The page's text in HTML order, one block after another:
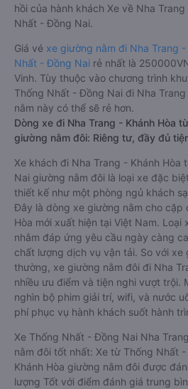
hồi của hành khách Xe về Nha
Nhất - Đồng Nai.
Giá vé xe giường nằm đi Nha Trang
Nhất - Đồng Nai rẻ nhất là
Vinh. Tùy thuộc vào chương trình
Thống Nhất - Đồng Nai đi Nha
nằm này có thể sẽ rẻ hơn.
Dòng xe đi Nha Trang - Khánh Hòa
giường nằm đôi: Riêng tư, đầy đủ
Xe khách đi Nha Trang - Khánh
Nai giường nằm đôi là loại xe đặc
thiết kế như một phòng ngủ khách
Đây là dòng xe giường nằm cho cặp
Hòa mới xuất hiện tại Việt Nam.
nhằm đáp ứng yêu cầu ngày càng
chất lượng dịch vụ vận tải. So với xe
thường, xe giường nằm đôi đi Nha
nhiều ưu điểm và tiện nghi vượt trội.
nghìn bộ phim giải trí, wifi, và nước
phí phục vụ hành khách suốt hành
Xe Thống Nhất - Đồng Nai Nha
nằm đôi tốt nhất: Xe từ Thống Nhất
Khánh Hòa giường nằm đôi được
lượng Tốt với điểm đánh giá trung